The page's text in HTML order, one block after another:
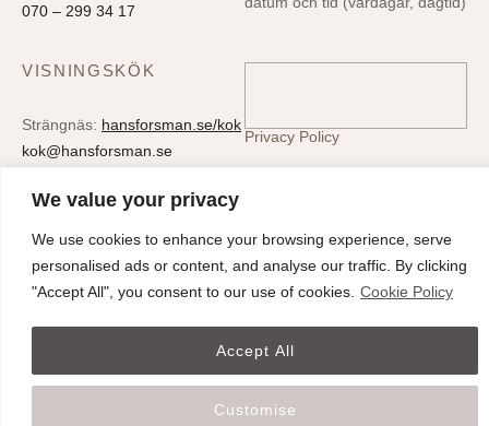
We value your privacy
We use cookies to enhance your browsing experience, serve
personalised ads or content, and analyse our traffic. By clicking
"Accept All", you consent to our use of cookies. Cookie Policy
Customise
Accept All
070 – 299 34 17
VISNINGSKÖK
Strängnäs: hansforsman.se/kok
kok@hansforsman.se
Oslo: alabasterstudio.no
Stockholm: lilla gungans glass
Privacy Policy
© Skandinaviska Shakerkök. All rights reserved.